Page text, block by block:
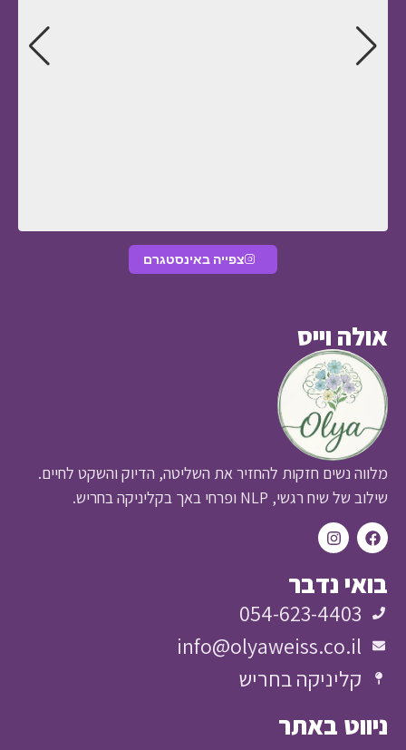
צפייה באינסטגרם
אולה וייס
מלווה נשים חזקות להחזיר את השליטה, הדיוק והשקט לחיים.
שילוב של שיח רגשי, NLP ופרחי באך בקליניקה בחריש.
בואי נדבר
054-623-4403
info@olyaweiss.co.il
קליניקה בחריש
ניווט באתר